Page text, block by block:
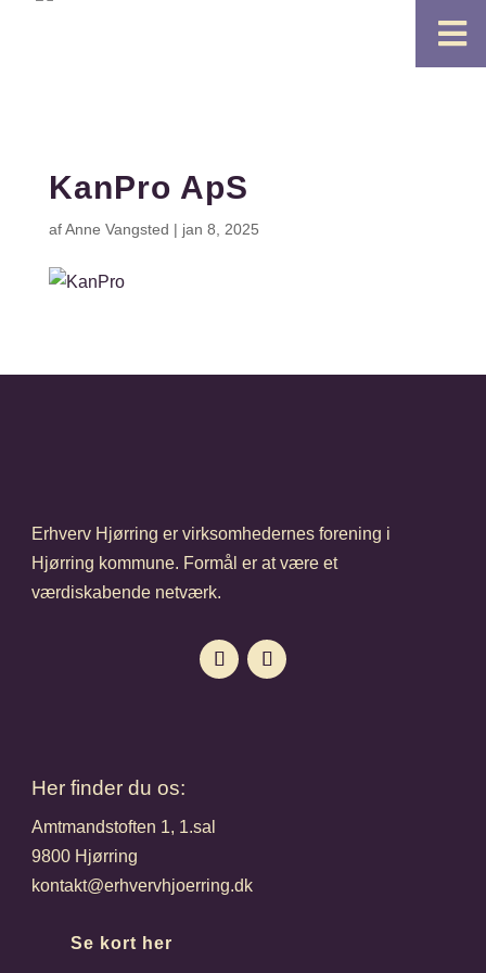

KanPro ApS
afAnne Vangsted | jan 8, 2025
Erhverv Hjørring er virksomhedernes forening i
Hjørring kommune. Formål er at være et
værdiskabende netværk.
Her finder du os:
Amtmandstoften 1, 1.sal
9800 Hjørring
kontakt@erhvervhjoerring.dk
Se kort her